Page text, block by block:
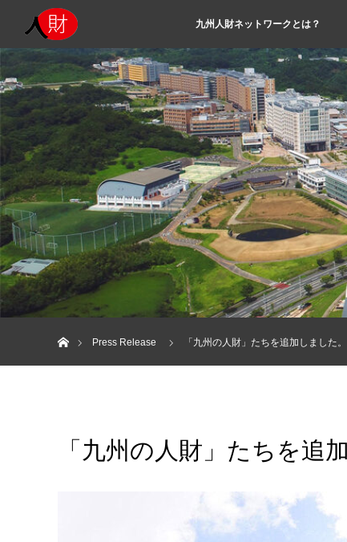
九州人財ネットワークとは？
Press Release
「九州の人財」たちを追加しました。
「九州の人財」たちを追